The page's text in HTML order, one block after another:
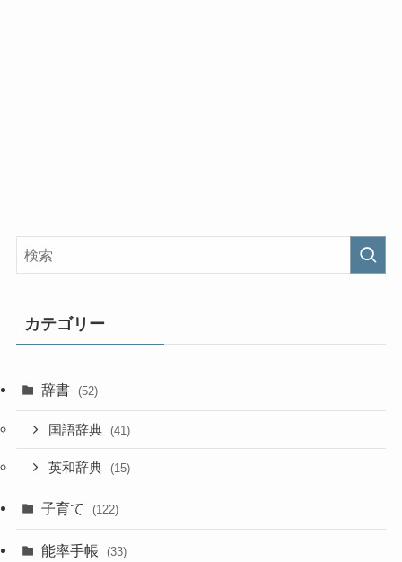
カテゴリー
辞書 (52)
国語辞典 (41)
英和辞典 (15)
子育て (122)
能率手帳 (33)